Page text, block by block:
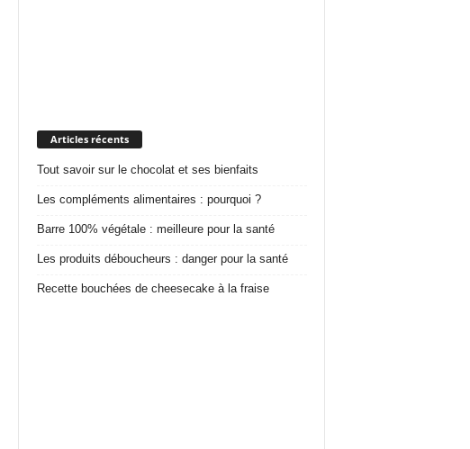
Articles récents
Tout savoir sur le chocolat et ses bienfaits
Les compléments alimentaires : pourquoi ?
Barre 100% végétale : meilleure pour la santé
Les produits déboucheurs : danger pour la santé
Recette bouchées de cheesecake à la fraise